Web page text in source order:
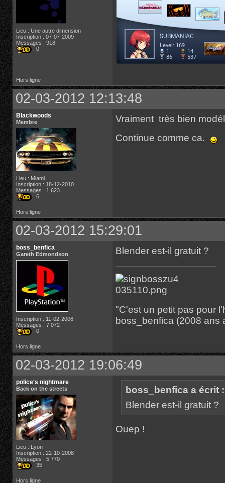
Lieu : Une autre dimension
Inscription : 07-07-2009
Messages : 918
: 0
Hors ligne
02-03-2012 12:13:48
Blackwoods
Membre
Lieu : Miami
Inscription : 18-12-2010
Messages : 1 623
: 6
Vraiment très bien
Continue comme ca.
Hors ligne
02-03-2012 15:29:01
boss_benfica
Gareth Edmondson
Inscription : 11-02-2006
Messages : 7 072
: 0
Blender est-il gratuit ?
"C'est un petit pas pour
boss_benfica (2008 ans
Hors ligne
02-03-2012 19:06:49
police's nightmare
Back on the streets
Lieu : Lyon
Inscription : 22-10-2008
Messages : 5 770
: 35
boss_benfica a écrit :
Blender est-il gratuit ?
Ouep !
Hors ligne